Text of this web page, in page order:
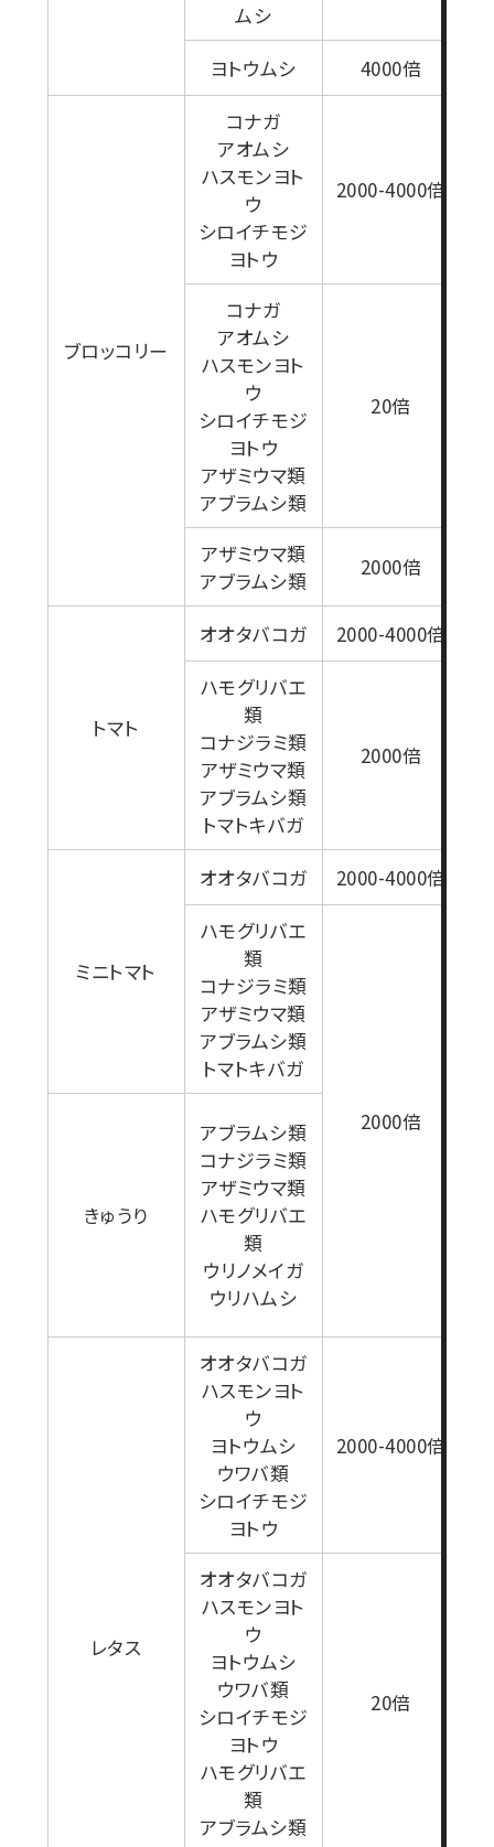
ムシ
ヨトウムシ 4000倍
ブロッコリー
コナガ
アオムシ
ハスモンヨト
ウ
シロイチモジ
ヨトウ
2000-4000倍
コナガ
アオムシ
ハスモンヨト
ウ
シロイチモジ
ヨトウ
アザミウマ類
アブラムシ類
20倍
アザミウマ類
アブラムシ類
2000倍
トマト
オオタバコガ
2000-4000倍
ハモグリバエ
類
コナジラミ類
アザミウマ類
アブラムシ類
トマトキバガ
2000倍
ミニトマト
オオタバコガ
2000-4000倍
ハモグリバエ
類
コナジラミ類
アザミウマ類
アブラムシ類
トマトキバガ
2000倍
きゅうり
アブラムシ類
コナジラミ類
アザミウマ類
ハモグリバエ
類
ウリノメイガ
ウリハムシ
レタス
オオタバコガ
ハスモンヨト
ウ
ヨトウムシ
ウワバ類
シロイチモジ
ヨトウ
2000-4000倍
オオタバコガ
ハスモンヨト
ウ
ヨトウムシ
ウワバ類
シロイチモジ
ヨトウ
ハモグリバエ
類
アブラムシ類
20倍